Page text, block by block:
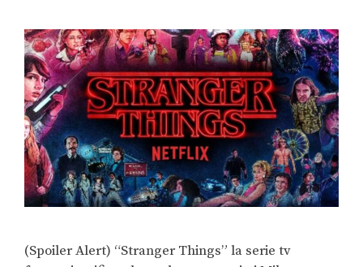
(Spoiler Alert) “Stranger Things” la serie tv